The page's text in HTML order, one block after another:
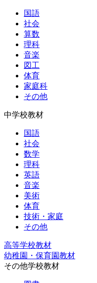
国語
社会
算数
理科
音楽
図工
体育
家庭科
その他
中学校教材
国語
社会
数学
理科
英語
音楽
美術
体育
技術・家庭
その他
高等学校教材
幼稚園・保育園教材
その他学校教材